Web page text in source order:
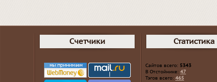
Счетчики Статистика
Сайтов всего: 5343
В Отстойнике: 47
Тэгов всего: 465